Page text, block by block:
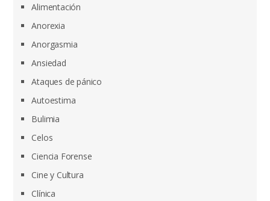
Alimentación
Anorexia
Anorgasmia
Ansiedad
Ataques de pánico
Autoestima
Bulimia
Celos
Ciencia Forense
Cine y Cultura
Clínica